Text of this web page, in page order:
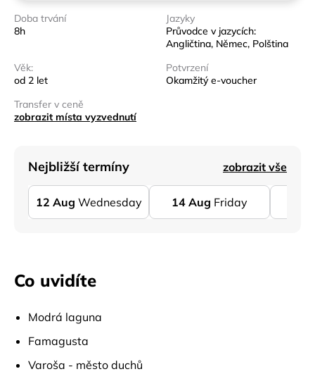
Doba trvání
8h
Jazyky
Průvodce v jazycích:
Angličtina, Němec, Polština
Věk:
od 2 let
Potvrzení
Okamžitý e-voucher
Transfer v ceně
zobrazit místa vyzvednutí
Nejbližší termíny zobrazit vše
12 Aug Wednesday 14 Aug Friday
Co uvidíte
Modrá laguna
Famagusta
Varoša - město duchů